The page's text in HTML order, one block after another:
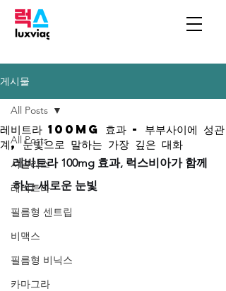
게시물
All Posts
시알리스
레비트라
필름형 센트립
비맥스
필름형 비닉스
카마그라
All Posts
레비트라 100mg 효과 - 부부사이에 성관
계, 눈빛으로 말하는 가장 깊은 대화
레비트라 100mg 효과, 럭스비아가 함께
하는 새로운 눈빛